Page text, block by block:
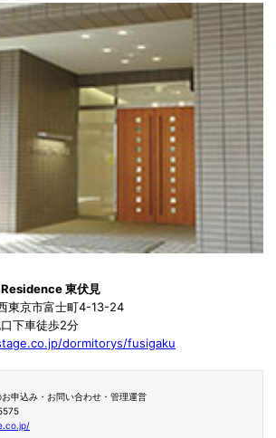
東伏見
京市富士町4-13-24
下車徒歩2分
dormitorys/fusigaku
申込み・お問い合わせ・管理運営